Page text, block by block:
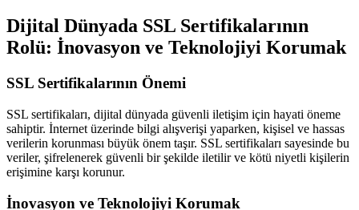
Dijital Dünyada SSL Sertifikalarının
Rolü: İnovasyon ve Teknolojiyi Korumak
SSL Sertifikalarının Önemi
SSL sertifikaları, dijital dünyada güvenli iletişim için hayati öneme
sahiptir. İnternet üzerinde bilgi alışverişi yaparken, kişisel ve hassas
verilerin korunması büyük önem taşır. SSL sertifikaları sayesinde bu
veriler, şifrelenerek güvenli bir şekilde iletilir ve kötü niyetli kişilerin
erişimine karşı korunur.
İnovasyon ve Teknolojiyi Korumak